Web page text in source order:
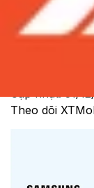
kệ, giá
Cập nhật:31/
Theo dõi